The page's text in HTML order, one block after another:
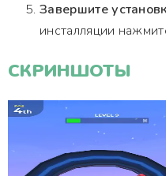
Завершите
инсталляции
СКРИНШОТЫ